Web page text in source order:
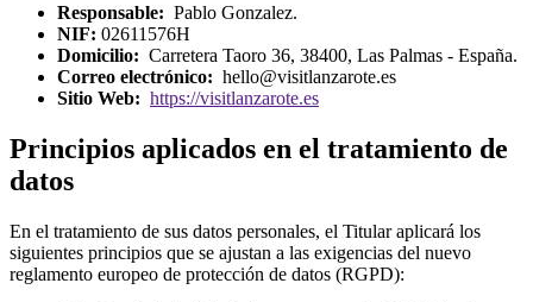
Responsable: Pablo Gonzalez.
NIF: 02611576H
Domicilio: Carretera Taoro 36, 38400, Las Palmas - España.
Correo electrónico: hello@visitlanzarote.es
Sitio Web: https://visitlanzarote.es
Principios aplicados en el tratamiento de
datos
En el tratamiento de sus datos personales, el Titular aplicará los
siguientes principios que se ajustan a las exigencias del nuevo
reglamento europeo de protección de datos (RGPD):